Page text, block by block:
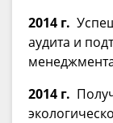
2014 г.
аудита и
2014 г.